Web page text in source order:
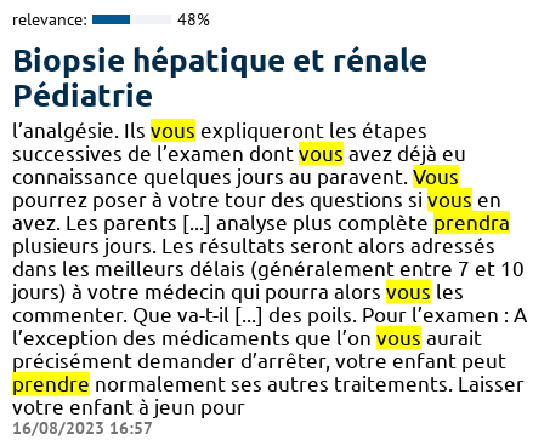
relevance: 48%
Biopsie hépatique et rénale
Pédiatrie
l’analgésie. Ils vous expliqueront les étapes
successives de l’examen dont vous avez déjà eu
connaissance quelques jours au paravent. Vous
pourrez poser à votre tour des questions si vous en
avez. Les parents [...] analyse plus complète prendra
plusieurs jours. Les résultats seront alors adressés
dans les meilleurs délais (généralement entre 7 et 10
jours) à votre médecin qui pourra alors vous les
commenter. Que va-t-il [...] des poils. Pour l’examen : A
l’exception des médicaments que l’on vous aurait
précisément demander d’arrêter, votre enfant peut
prendre normalement ses autres traitements. Laisser
votre enfant à jeun pour
16/08/2023 16:57